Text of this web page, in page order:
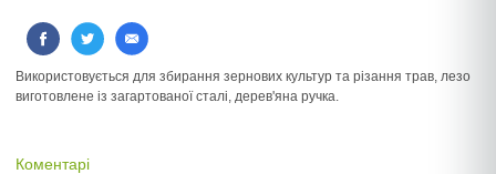
Використовується для збирання зернових культур та різання трав, лезо
виготовлене із загартованої сталі, дерев'яна ручка.
Коментарі